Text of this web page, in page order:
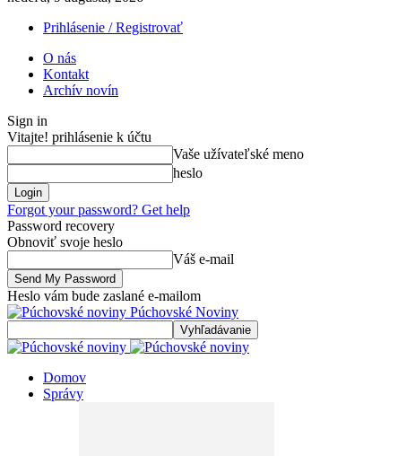
Prihlásenie / Registrovať
O nás
Kontakt
Archív novín
Sign in
Vitajte! prihlásenie k účtu
Vaše užívateľské meno
heslo
Forgot your password? Get help
Password recovery
Obnoviť svoje heslo
Váš e-mail
Heslo vám bude zaslané e-mailom
Púchovské Noviny
Domov
Správy